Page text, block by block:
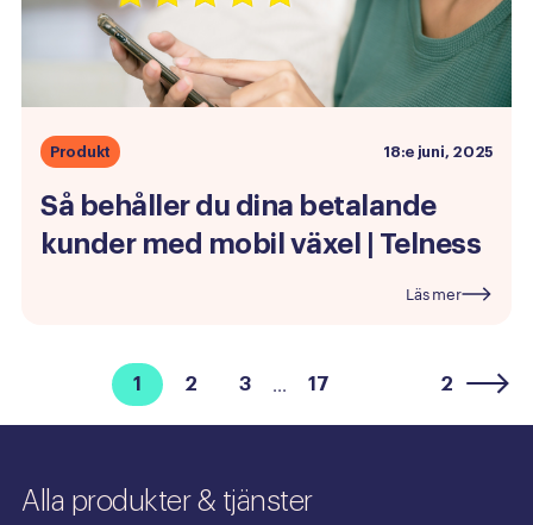
Produkt 18:e juni, 2025
Så behåller du dina betalande
kunder med mobil växel Telness
Läs mer
1 2 3 ... 17 2
Alla produkter & tjänster